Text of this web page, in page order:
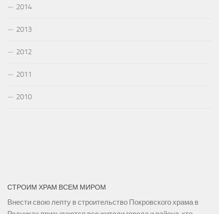
2014
2013
2012
2011
2010
СТРОИМ ХРАМ ВСЕМ МИРОМ
Внести свою лепту в строительство Покровского храма в